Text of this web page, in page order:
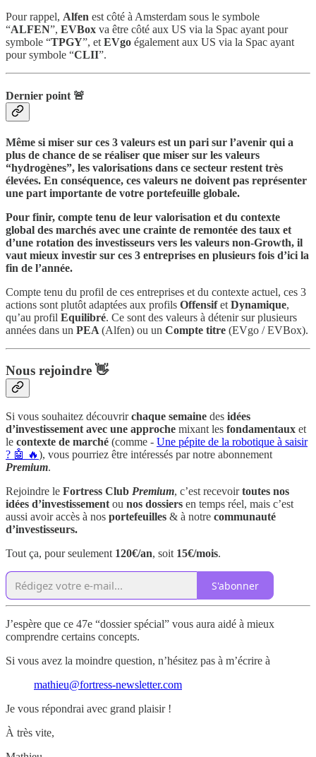
Pour rappel, Alfen est côté à Amsterdam sous le symbole
“ALFEN”, EVBox va être côté aux US via la Spac ayant pour
symbole “TPGY”, et EVgo également aux US via la Spac ayant
pour symbole “CLII”.
Dernier point 🚨
Même si miser sur ces 3 valeurs est un pari sur l’avenir qui a
plus de chance de se réaliser que miser sur les valeurs
“hydrogènes”, les valorisations dans ce secteur restent très
élevées. En conséquence, ces valeurs ne doivent pas représenter
une part importante de votre portefeuille globale.
Pour finir, compte tenu de leur valorisation et du contexte
global des marchés avec une crainte de remontée des taux et
d’une rotation des investisseurs vers les valeurs non-Growth, il
vaut mieux investir sur ces 3 entreprises en plusieurs fois d’ici la
fin de l’année.
Compte tenu du profil de ces entreprises et du contexte actuel, ces 3
actions sont plutôt adaptées aux profils Offensifet Dynamique,
qu’au profil Equilibré. Ce sont des valeurs à détenir sur plusieurs
années dans un PEA (Alfen) ou un Compte titre (EVgo / EVBox).
Nous rejoindre 👋
Si vous souhaitez découvrirchaque semaine des idées
d’investissement avec une approche mixant les fondamentaux et
le contexte de marché (comme - Une pépite de la robotique à saisir
? 🤖 🔥), vous pourriez être intéressés par notre abonnement
Premium.
Rejoindre le Fortress Club Premium, c’est recevoirtoutes nos
idées d’investissement ou nos dossiers en temps réel, mais c’est
aussi avoir accès à nos portefeuilles & à notre communauté
d’investisseurs.
Tout ça, pour seulement 120€/an, soit 15€/mois.
S'abonner
J’espère que ce 47e “dossier spécial” vous aura aidé à mieux
comprendre certains concepts.
Si vous avez la moindre question, n’hésitez pas à m’écrire à
mathieu@fortress-newsletter.com
Je vous répondrai avec grand plaisir !
À très vite,